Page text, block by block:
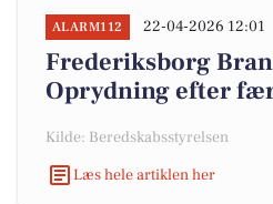
ALARM112 22-04-2026 12:01
Frederiksborg
Oprydning efter
Kilde: Beredskabsstyrelsen
Læs hele artiklen her